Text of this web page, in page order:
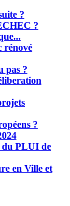
?
?
rénové
pas ?
?
du PLUI de
en Ville et